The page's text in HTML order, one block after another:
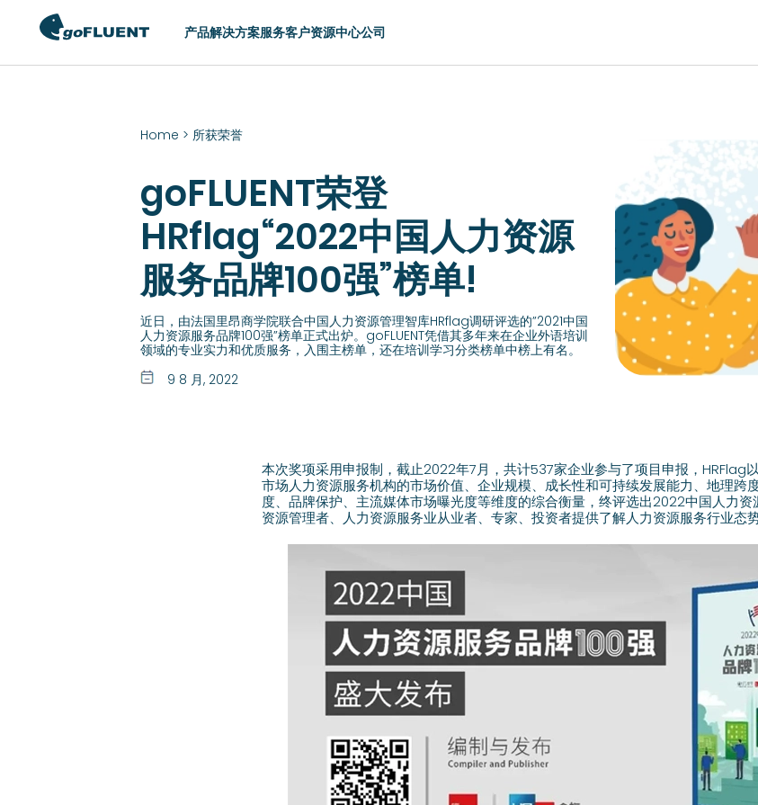
产品解决方案服务客户资源中心公司
United States (English)
Argentina (Español)
Brasil (Português)
Chile (Español)
México (Español)
Hong Kong (English)
Indonesia (English)
Philippines (English)
Singapore (English)
日本 (日本語)
EUROPE, MIDDLE EAST & AFRICA
Česká republika (English)
Deutschland (Deutsch)
España (Español)
France (Français)
Maurice (Français)
Polska (English)
Home > 所获荣誉
goFLUENT荣登
HRflag“2022中国人力资源
服务品牌100强”榜单!
近日，由法国里昂商学院联合中国人力资源管理智库HRflag调研评选的”2021中国
人力资源服务品牌100强”榜单正式出炉。goFLUENT凭借其多年来在企业外语培训
领域的专业实力和优质服务，入围主榜单，还在培训学习分类榜单中榜上有名。
9 8 月, 2022
本次奖项采用申报制，截止2022年7月，共计537家企业参与了项目申报，HRFlag
市场人力资源服务机构的市场价值、企业规模、成长性和可持续发展能力、地理跨
度、品牌保护、主流媒体市场曝光度等维度的综合衡量，终评选出2022中国人力资
资源管理者、人力资源服务业从业者、专家、投资者提供了解人力资源服务行业态